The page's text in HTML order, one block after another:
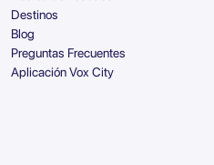
Destinos
Blog
Preguntas Frecuentes
Aplicación Vox City